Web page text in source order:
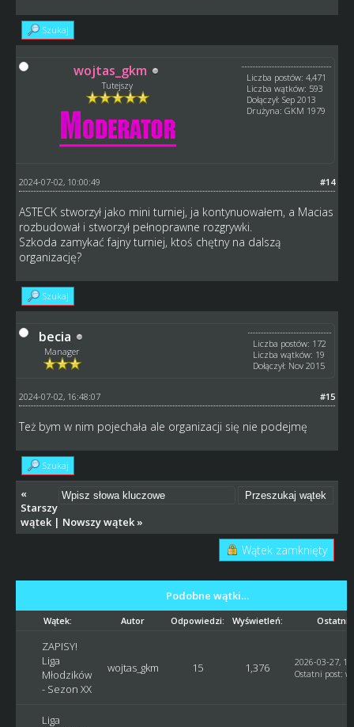
Szukaj
wojtas_gkm
Tutejszy
Liczba postów: 4,471
Liczba wątków: 593
Dołączył: Sep 2013
Drużyna: GKM 1979
#14
2024-07-02, 10:00:49
ASTECK stworzył jako mini turniej, ja kontynuowałem, a Macias
rozbudował i stworzył pełnoprawne rozgrywki.
Szkoda zamykać fajny turniej, ktoś chętny na dalszą
organizację?
Szukaj
becia
Manager
Liczba postów: 172
Liczba wątków: 19
Dołączył: Nov 2015
#15
2024-07-02, 16:48:07
Też bym w nim pojechała ale organizacji się nie podejmę
Szukaj
«
Starszy
wątek| Nowszy wątek»
Wątek zamknięty
Podobne wątki…
Wątek: Autor Odpowiedzi: Wyświetleń: Ostatni
ZAPISY!
Liga
Młodzików
- Sezon XX
wojtas_gkm 15 1,376
2026-03-27,
Ostatni post:
Liga